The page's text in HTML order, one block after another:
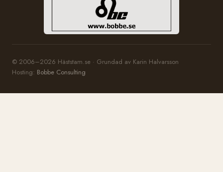
© 2006–2026 Häststam.se · Grundad av Karin Halvarsson
Hosting: Bobbe Consulting